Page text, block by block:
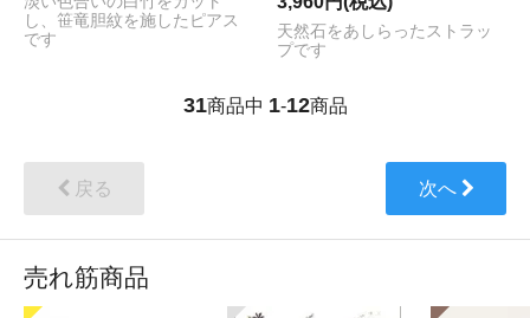
し、笹竜胆紋を施したピアス
です
天然石をあしらったストラッ
プです
31商品中 1-12商品
戻る 次へ
売れ筋商品